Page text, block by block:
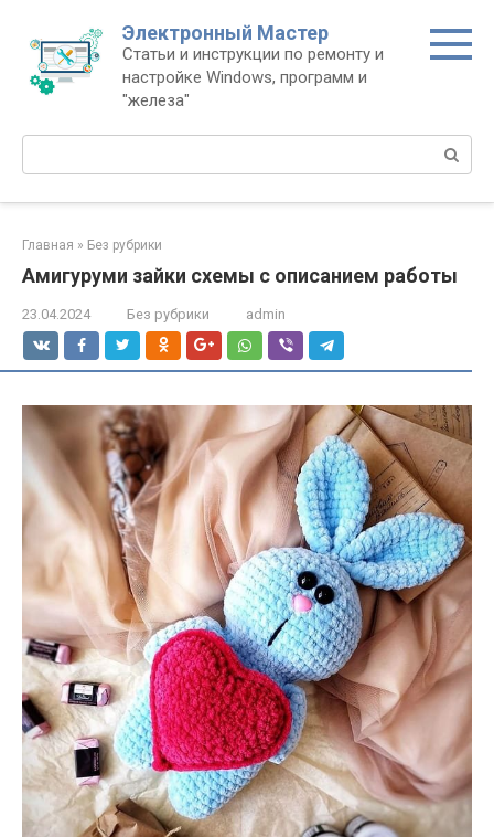
контенту
Электронный Мастер
Статьи и инструкции по ремонту и
настройке Windows, программ и
"железа"
Поиск:
Главная » Без рубрики
Амигуруми зайки схемы с описанием работы
23.04.2024 Без рубрики admin